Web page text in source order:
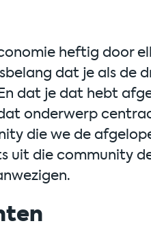
heftig door
dat je als de
dat je dat hebt
onderwerp
die we de
uit die community